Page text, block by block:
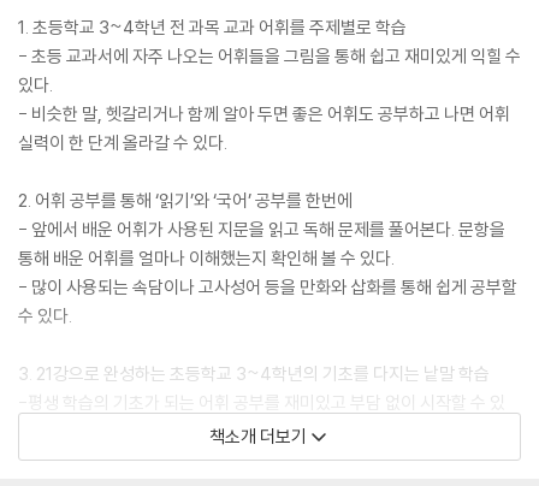
1. 초등학교 3~4학년 전 과목 교과 어휘를 주제별로 학습
- 초등 교과서에 자주 나오는 어휘들을 그림을 통해 쉽고 재미있게 익힐 수
있다.
- 비슷한 말, 헷갈리거나 함께 알아 두면 좋은 어휘도 공부하고 나면 어휘
실력이 한 단계 올라갈 수 있다.
2. 어휘 공부를 통해 ‘읽기’와 ‘국어’ 공부를 한번에
- 앞에서 배운 어휘가 사용된 지문을 읽고 독해 문제를 풀어본다. 문항을
통해 배운 어휘를 얼마나 이해했는지 확인해 볼 수 있다.
- 많이 사용되는 속담이나 고사성어 등을 만화와 삽화를 통해 쉽게 공부할
수 있다.
3. 21강으로 완성하는 초등학교 3~4학년의 기초를 다지는 낱말 학습
-평생 학습의 기초가 되는 어휘 공부를 재미있고 부담 없이 시작할 수 있
책소개 더보기